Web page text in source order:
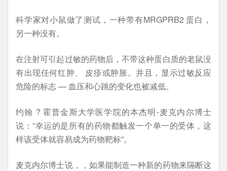
科学家对小鼠做了测试，一种带有MRGPRB2 蛋白，
另一种没有。
在注射可引起过敏的药物后，不带这种蛋白质的老鼠没
有出现任何红肿、 皮疹或肿胀。并且，显示过敏反应
危险的标志 — 血压和心跳的变化也被减低。
约翰 ? 霍普金斯大学医学院的本杰明-麦克内尔博士
说：”幸运的是所有的药物都触发一个单一的受体，这
样该受体就容易成为药物靶标”。
麦克内尔博士说，，如果能制造一种新的药物来隔断这